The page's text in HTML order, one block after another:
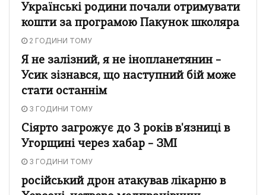
Українські родини почали отримувати
кошти за програмою Пакунок школяра
2 ГОДИНИ ТОМУ
Я не залізний, я не інопланетянин –
Усик зізнався, що наступний бій може
стати останнім
3 ГОДИНИ ТОМУ
Сіярто загрожує до 3 років в'язниці в
Угорщині через хабар – ЗМІ
3 ГОДИНИ ТОМУ
російський дрон атакував лікарню в